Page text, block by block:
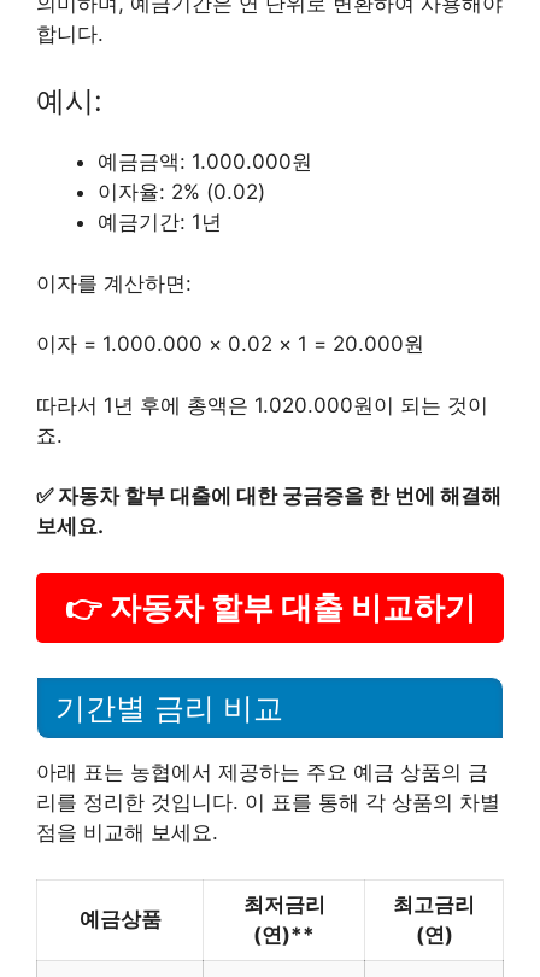
합니다.
예시:
예금금액: 1.000.000원
이자율: 2% (0.02)
예금기간: 1년
이자를 계산하면:
이자 = 1.000.000 × 0.02 × 1 = 20.000원
따라서 1년 후에 총액은 1.020.000원이 되는 것이
죠.
✅ 자동차 할부 대출에 대한 궁금증을 한 번에 해결해
보세요.
👉 자동차 할부 대출 비교하기
기간별 금리 비교
아래 표는 농협에서 제공하는 주요 예금 상품의 금
리를 정리한 것입니다. 이 표를 통해 각 상품의 차별
점을 비교해 보세요.
예금상품
최저금리
(연)**
최고금리
(연)